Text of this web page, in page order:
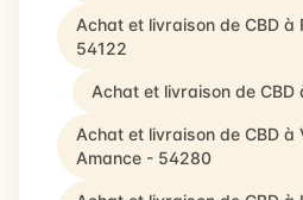
Achat et livraison de CBD à
54122
Achat et livraison de CBD
Achat et livraison de CBD à
Amance - 54280